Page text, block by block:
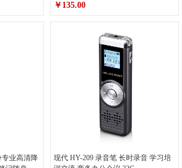
￥135.00
专业高清降
现代 HY-209 录音笔 长时录音 学习培